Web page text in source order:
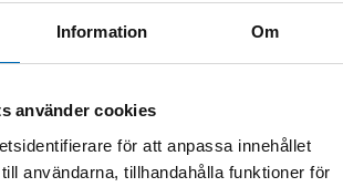
Information Om
använder cookies
för att anpassa innehållet
användarna, tillhandahålla funktioner för